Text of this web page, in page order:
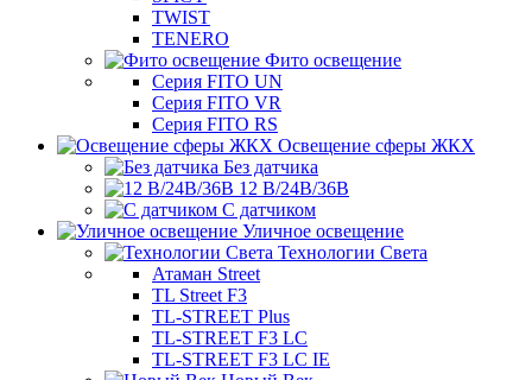
TWIST
TENERO
Фито освещение
Серия FITO UN
Серия FITO VR
Серия FITO RS
Освещение сферы ЖКХ
Без датчика
12 В/24В/36В
С датчиком
Уличное освещение
Технологии Света
Атаман Street
TL Street F3
TL-STREET Plus
TL-STREET F3 LC
TL-STREET F3 LC IE